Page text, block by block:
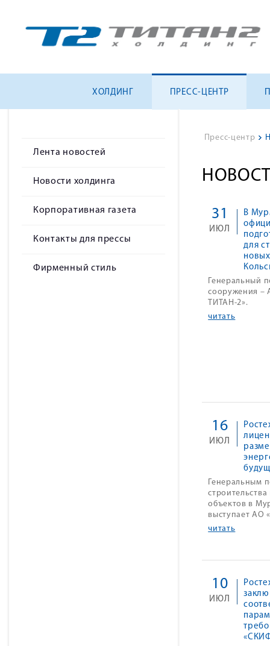
ХОЛДИНГ ПРЕСС-ЦЕНТР
Лента новостей
Новости холдинга
Корпоративная газета
Контакты для прессы
Фирменный стиль
Пресс-центр >
В
для
31
ИЮЛЬ
Генеральный
сооружения
ТИТАН-2».
читать
16
ИЮЛЬ
Генеральным
объектов в
выступает АО
читать
10
ИЮЛЬ